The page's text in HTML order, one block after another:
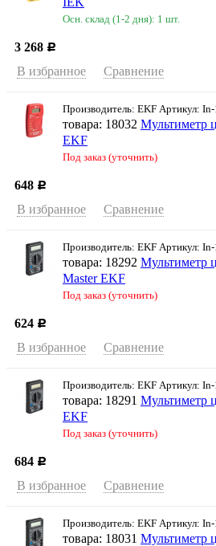
Осн. склад (1-2 дня): 1 шт.
3 268 Р
В избранное Сравнение
Производитель: EKF Артикул:
товара: 18032 Мультиметр
EKF
Под заказ (уточнить)
648 Р
В избранное Сравнение
Производитель: EKF Артикул:
товара: 18292 Мультиметр
Master EKF
Под заказ (уточнить)
624 Р
В избранное Сравнение
Производитель: EKF Артикул:
товара: 18291 Мультиметр
EKF
Под заказ (уточнить)
684 Р
В избранное Сравнение
Производитель: EKF Артикул:
товара: 18031 Мультиметр